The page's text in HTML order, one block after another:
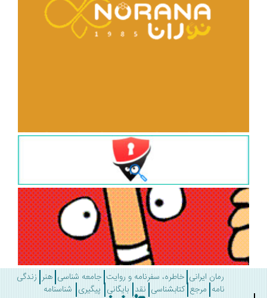
رمان ایرانی خاطره، سفرنامه و روایت جامعه شناسی هنر زندگی
مرجع کتابشناسی نقد بایگانی پیگیری شناسنامه